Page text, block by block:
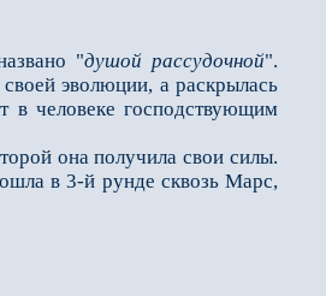
"душой рассудочной".
эволюции, а раскрылась
в человеке господст­вующим
она получила свои силы.
в 3-й рунде сквозь Марс,